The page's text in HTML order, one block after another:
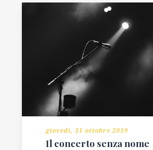
giovedì, 31 ottobre 2019
Il concerto senza nome